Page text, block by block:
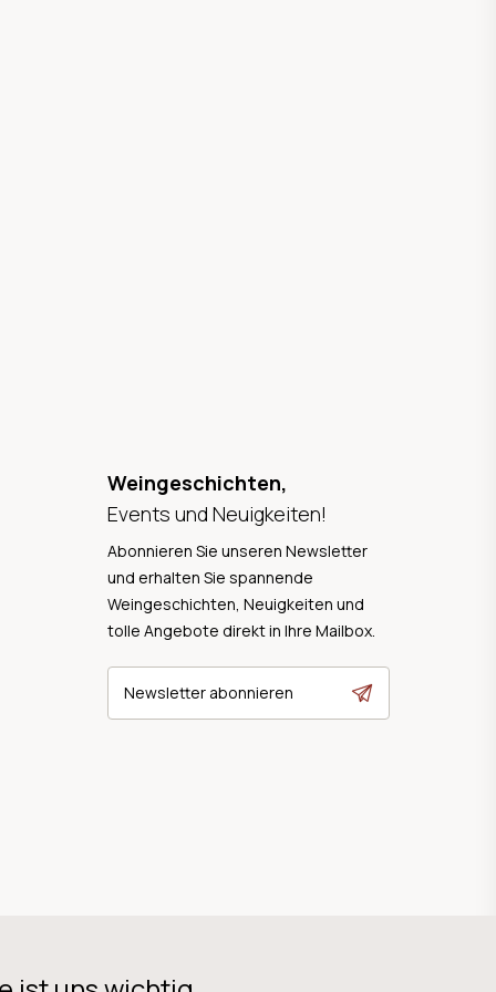
Weingeschichten,
Events und Neuigkeiten!
Abonnieren Sie unseren Newsletter
und erhalten Sie spannende
Weingeschichten, Neuigkeiten und
tolle Angebote direkt in Ihre Mailbox.
Newsletter abonnieren